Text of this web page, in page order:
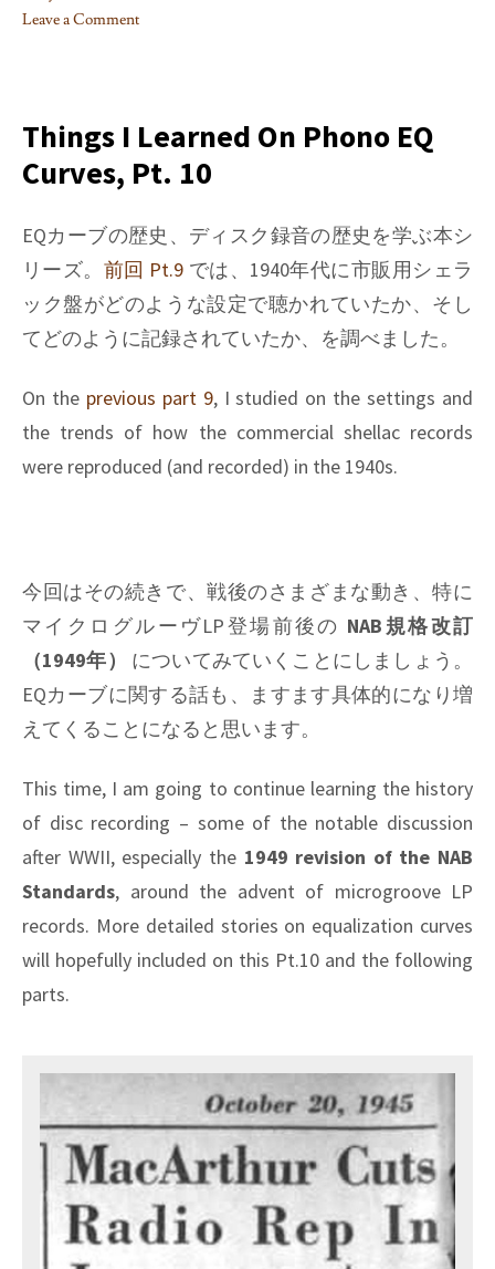
Leave a Comment
learned
on
Phono
curves,
Pt.11
Things I Learned On Phono EQ
Curves, Pt. 10
EQカーブの歴史、ディスク録音の歴史を学ぶ本シ
リーズ。 前回 Pt.9 では、1940年代に市販用シェラ
ック盤がどのような設定で聴かれていたか、そし
てどのように記録されていたか、を調べました。
On the previous part 9, I studied on the settings and
the trends of how the commercial shellac records
were reproduced (and recorded) in the 1940s.
今回はその続きで、戦後のさまざまな動き、特に
マイクログルーヴLP登場前後の NAB規格改訂
（1949年）
についてみていくことにしましょう。
EQカーブに関する話も、ますます具体的になり増
えてくることになると思います。
This time, I am going to continue learning the history
of disc recording – some of the notable discussion
after WWII, especially the 1949 revision of the NAB
Standards, around the advent of microgroove LP
records. More detailed stories on equalization curves
will hopefully included on this Pt.10 and the following
parts.